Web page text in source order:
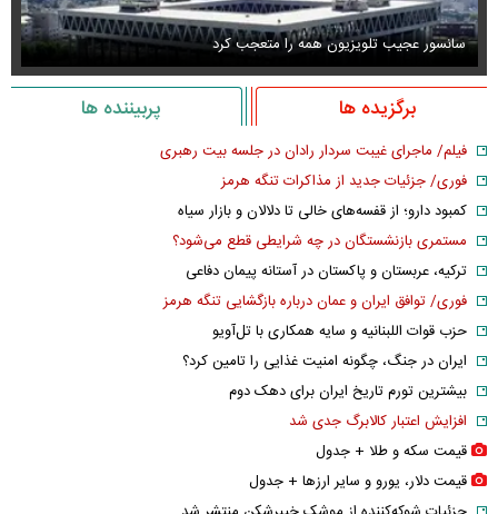
سانسور عجیب تلویزیون همه را متعجب کرد
برگزیده ها پربیننده ها
فیلم/ ماجرای غیبت سردار رادان در جلسه بیت رهبری
فوری/ جزئیات جدید از مذاکرات تنگه هرمز
کمبود دارو؛ از قفسه‌های خالی تا دلالان و بازار سیاه
مستمری بازنشستگان در چه شرایطی قطع می‌شود؟
ترکیه، عربستان و پاکستان در آستانه پیمان دفاعی
فوری/ توافق ایران و عمان درباره بازگشایی تنگه هرمز
حزب قوات اللبنانیه و سایه همکاری با تل‌آویو
ایران در جنگ، چگونه امنیت غذایی را تامین کرد؟
بیشترین تورم تاریخ ایران برای دهک دوم
افزایش اعتبار کالابرگ جدی شد
قیمت سکه و طلا + جدول
قیمت دلار، یورو و سایر ارز‌ها + جدول